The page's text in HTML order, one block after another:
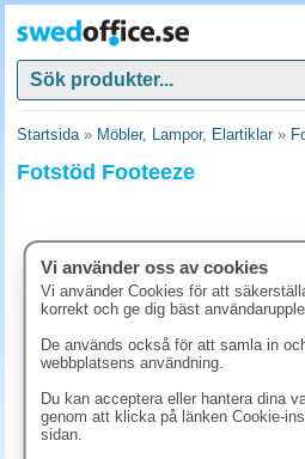
Startsida» Möbler, Lampor, Elartiklar»
Fotstöd Footeeze
Vi använder oss av cookies
Vi använder Cookies för att
korrekt och ge dig bäst
De används också för att samla in
webbplatsens användning.
Du kan acceptera eller hantera dina
genom att klicka på länken Cookie-
sidan.